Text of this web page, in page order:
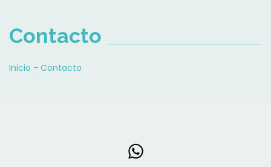
Contacto
Inicio - Contacto